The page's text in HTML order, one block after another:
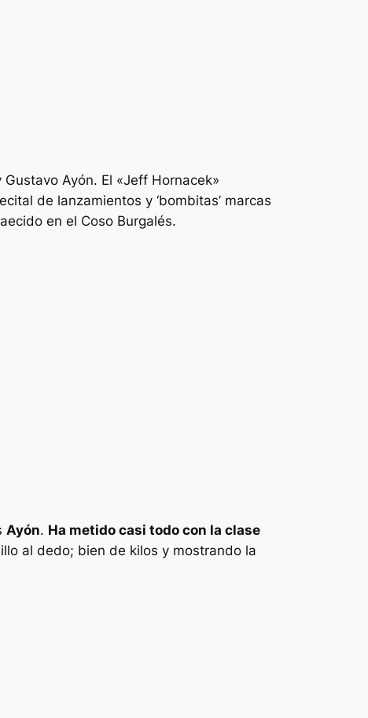
Gustavo Ayón. El «Jeff Hornacek»
de lanzamientos y ‘bombitas’ marcas
en el Coso Burgalés.
Ayón. Ha metido casi todo con la clase
al dedo; bien de kilos y mostrando la